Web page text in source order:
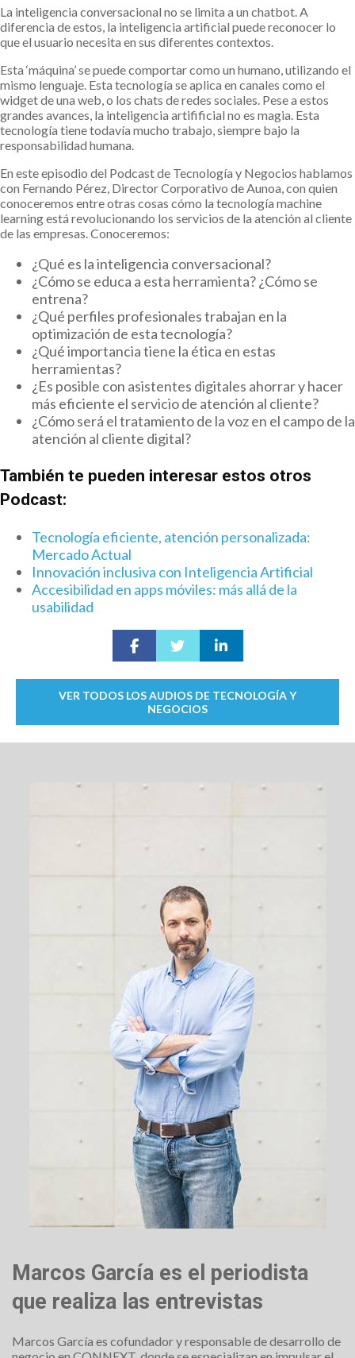
La inteligencia conversacional no se limita a un chatbot. A
diferencia de estos, la inteligencia artificial puede reconocer lo
que el usuario necesita en sus diferentes contextos.
Esta ‘máquina’ se puede comportar como un humano, utilizando el
mismo lenguaje. Esta tecnología se aplica en canales como el
widget de una web, o los chats de redes sociales. Pese a estos
grandes avances, la inteligencia artifificial no es magia. Esta
tecnología tiene todavía mucho trabajo, siempre bajo la
responsabilidad humana.
En este episodio del Podcast de Tecnología y Negocios hablamos
con Fernando Pérez, Director Corporativo de Aunoa, con quien
conoceremos entre otras cosas cómo la tecnología machine
learning está revolucionando los servicios de la atención al cliente
de las empresas. Conoceremos:
¿Qué es la inteligencia conversacional?
¿Cómo se educa a esta herramienta? ¿Cómo se
entrena?
¿Qué perfiles profesionales trabajan en la
optimización de esta tecnología?
¿Qué importancia tiene la ética en estas
herramientas?
¿Es posible con asistentes digitales ahorrar y hacer
más eficiente el servicio de atención al cliente?
¿Cómo será el tratamiento de la voz en el campo de la
atención al cliente digital?
También te pueden interesar estos otros
Podcast:
Tecnología eficiente, atención personalizada:
Mercado Actual
Innovación inclusiva con Inteligencia Artificial
Accesibilidad en apps móviles: más allá de la
usabilidad
VER TODOS LOS AUDIOS DE TECNOLOGÍA Y
NEGOCIOS
Marcos García es el periodista
que realiza las entrevistas
Marcos García es cofundador y responsable de desarrollo de